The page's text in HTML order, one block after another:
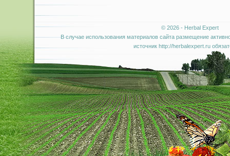
© 2026 - Herbal Expert
В случае использования материалов сайта размещение
источник http://herbalexpert.ru